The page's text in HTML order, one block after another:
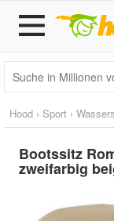
Hood › Sport ›
Bootssitz
zweifarbig